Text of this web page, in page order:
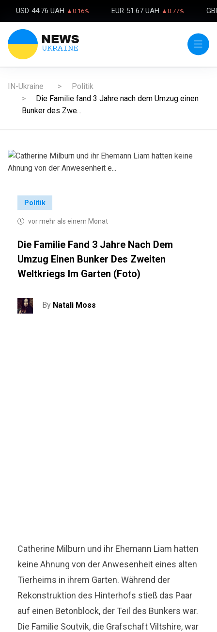
USD 44.76 UAH ▲0.16% EUR 51.67 UAH ▲0.77%
IN-Ukraine
Politik
Die Familie fand 3 Jahre nach dem Umzug einen
Bunker des Zwe...
Politik
vor mehr als einem Monat
Die Familie Fand 3 Jahre Nach Dem
Umzug Einen Bunker Des Zweiten
Weltkriegs Im Garten (Foto)
By Natali Moss
Catherine Milburn und ihr Ehemann Liam hatten
keine Ahnung von der Anwesenheit eines alten
Tierheims in ihrem Garten. Während der
Rekonstruktion des Hinterhofs stieß das Paar
auf einen Betonblock, der Teil des Bunkers war.
Die Familie Soutvik, die Grafschaft Viltshire, war